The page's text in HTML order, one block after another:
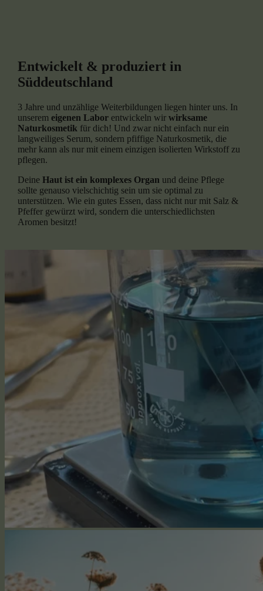
Entwickelt & produziert in
Süddeutschland
3 Jahre und unzählige Weiterbildungen liegen hinter uns. In
unserem eigenen Laborentwickeln wir wirksame
Naturkosmetik für dich! Und zwar nicht einfach nur ein
langweiliges Serum, sondern pfiffige Naturkosmetik, die
mehr kann als nur mit einem einzigen isolierten Wirkstoff zu
pflegen.
Deine Haut ist ein komplexes Organ und deine Pflege
sollte genauso vielschichtig sein um sie optimal zu
unterstützen. Wie ein gutes Essen, dass nicht nur mit Salz &
Pfeffer gewürzt wird, sondern die unterschiedlichsten
Aromen besitzt!